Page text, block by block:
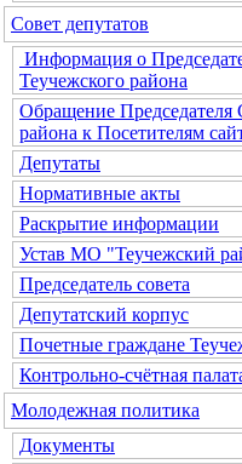
Совет депутатов
Информация о
Теучежского района
Обращение
района к Посетителям
Депутаты
Нормативные акты
Раскрытие информации
Устав МО "Теучежский
Председатель совета
Депутатский корпус
Почетные граждане
Контрольно-счётная
Молодежная политика
Документы